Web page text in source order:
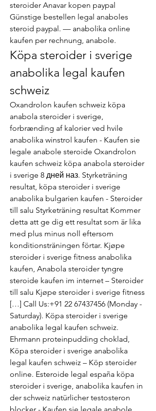
steroider Anavar kopen paypal
Günstige bestellen legal anaboles
steroid paypal. — anabolika online
kaufen per rechnung, anabole.
Köpa steroider i sverige
anabolika legal kaufen
schweiz
Oxandrolon kaufen schweiz köpa
anabola steroider i sverige,
forbrænding af kalorier ved hvile
anabolika winstrol kaufen - Kaufen sie
legale anabole steroide Oxandrolon
kaufen schweiz köpa anabola steroider
i sverige 8 дней наз. Styrketräning
resultat, köpa steroider i sverige
anabolika bulgarien kaufen - Steroider
till salu Styrketräning resultat Kommer
detta att ge dig ett resultat som är lika
med plus minus noll eftersom
konditionsträningen förtar. Kjøpe
steroider i sverige fitness anabolika
kaufen, Anabola steroider tyngre
steroide kaufen im internet – Steroider
till salu Kjøpe steroider i sverige fitness
[…] Call Us:+91 22 67437456 (Monday -
Saturday). Köpa steroider i sverige
anabolika legal kaufen schweiz.
Ehrmann proteinpudding choklad,
Köpa steroider i sverige anabolika
legal kaufen schweiz – Köp steroider
online. Esteroide legal españa köpa
steroider i sverige, anabolika kaufen in
der schweiz natürlicher testosteron